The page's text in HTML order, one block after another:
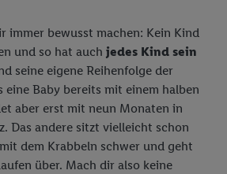
Tücher
Backzutaten
immer bewusst machen: Kein Kind
und so hat auch jedes Kind sein
seine eigene Reihenfolge der
eine Baby bereits mit einem halben
aber erst mit neun Monaten in
Das andere sitzt vielleicht schon
dem Krabbeln schwer und geht
über. Mach dir also keine